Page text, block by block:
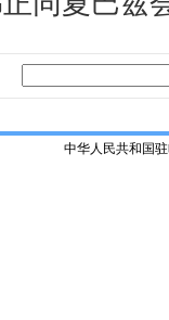
中华人民共和国